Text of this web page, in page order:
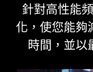
針對高性能
化，使您能夠
時間，並以